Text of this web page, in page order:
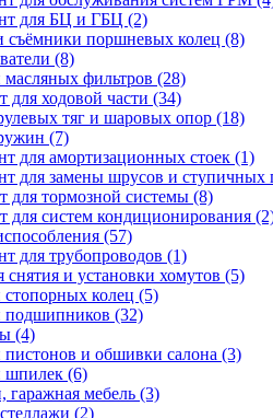
для БЦ и ГБЦ (2)
съёмники поршневых колец (8)
(8)
фильтров (28)
для ходовой части (34)
тяг и шаровых опор (18)
(7)
для амортизационных стоек (1)
для замены шрусов и
для тормозной системы (8)
для систем кондиционирования
(57)
для трубопроводов (1)
и установки хомутов (5)
колец (5)
(32)
(4)
и обшивки салона (3)
(6)
мебель (3)
(2)